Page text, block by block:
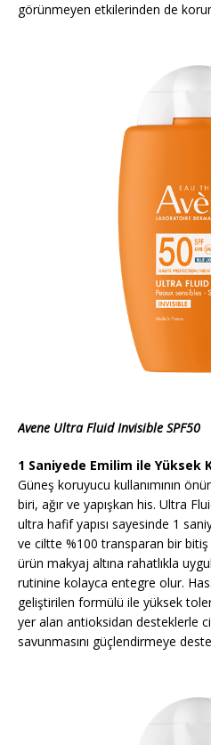
görünmeyen etkilerinden de
Avene Ultra Fluid Invisible SPF50
1 Saniyede Emilim ile Yüksek
Güneş koruyucu kullanımının
biri, ağır ve yapışkan his. Ultra
ultra hafif yapısı sayesinde 1
ve ciltte %100 transparan bir
ürün makyaj altına rahatlıkla
rutinine kolayca entegre olur.
geliştirilen formülü ile yüksek
yer alan antioksidan desteklerle
savunmasını güçlendirmeye